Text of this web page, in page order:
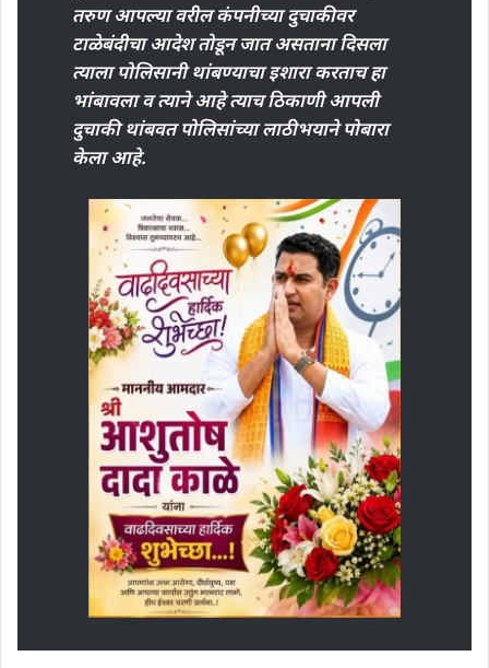
तरुण आपल्या वरील कंपनीच्या दुचाकीवर
टाळेबंदीचा आदेश तोडून जात असताना दिसला
त्याला पोलिसानी थांबण्याचा इशारा करताच हा
भांबावला व त्याने आहे त्याच ठिकाणी आपली
दुचाकी थांबवत पोलिसांच्या लाठीभयाने पोबारा
केला आहे.